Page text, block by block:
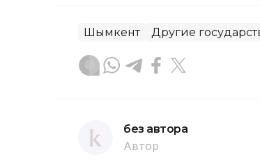
Шымкент Другие
без автора
Автор